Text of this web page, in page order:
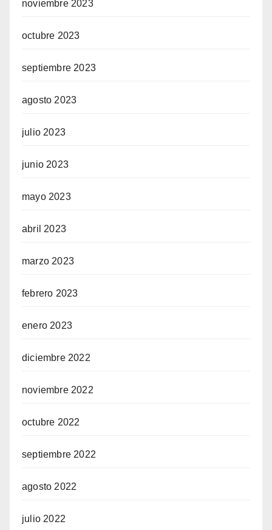
noviembre 2023
octubre 2023
septiembre 2023
agosto 2023
julio 2023
junio 2023
mayo 2023
abril 2023
marzo 2023
febrero 2023
enero 2023
diciembre 2022
noviembre 2022
octubre 2022
septiembre 2022
agosto 2022
julio 2022